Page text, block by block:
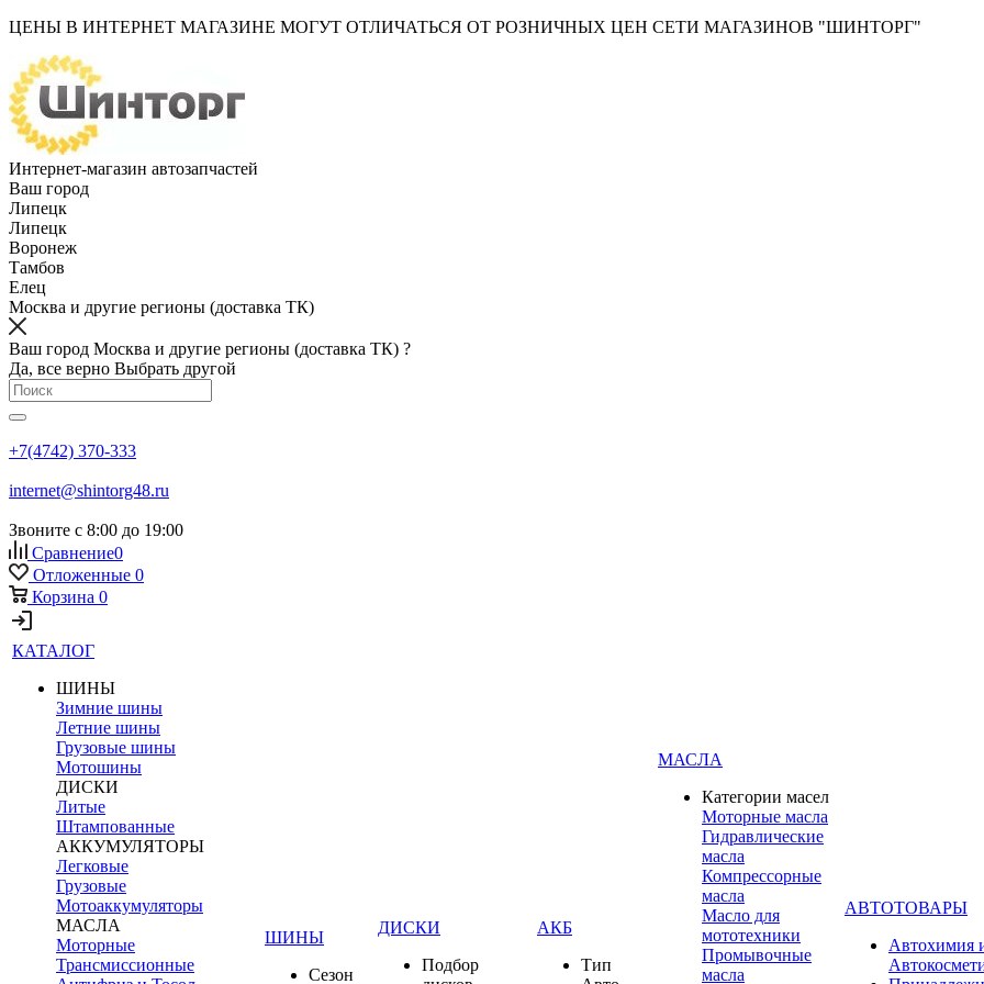
ЦЕНЫ В ИНТЕРНЕТ МАГАЗИНЕ МОГУТ ОТЛИЧАТЬСЯ ОТ РОЗНИЧНЫХ ЦЕН СЕТИ МАГАЗИНОВ "ШИНТОРГ"
Интернет-магазин автозапчастей
Ваш город
Липецк
Липецк
Воронеж
Тамбов
Елец
Москва и другие регионы (доставка ТК)
Ваш город Москва и другие регионы (доставка ТК) ?
Да, все верно Выбрать другой
+7(4742) 370-333
internet@shintorg48.ru
Звоните с 8:00 до 19:00
Сравнение0
Отложенные 0
Корзина 0
КАТАЛОГ
ШИНЫ
Зимние шины
Летние шины
Грузовые шины
Мотошины
ДИСКИ
Литые
Штампованные
АККУМУЛЯТОРЫ
Легковые
Грузовые
Мотоаккумуляторы
МАСЛА
Моторные
Трансмиссионные
ШИНЫ
Сезон
ДИСКИ
Подбор
АКБ
Тип
МАСЛА
Категории масел
Моторные масла
Гидравлические
масла
Компрессорные
масла
Масло для
мототехники
Промывочные
масла
АВТОТОВАРЫ
Автохимия